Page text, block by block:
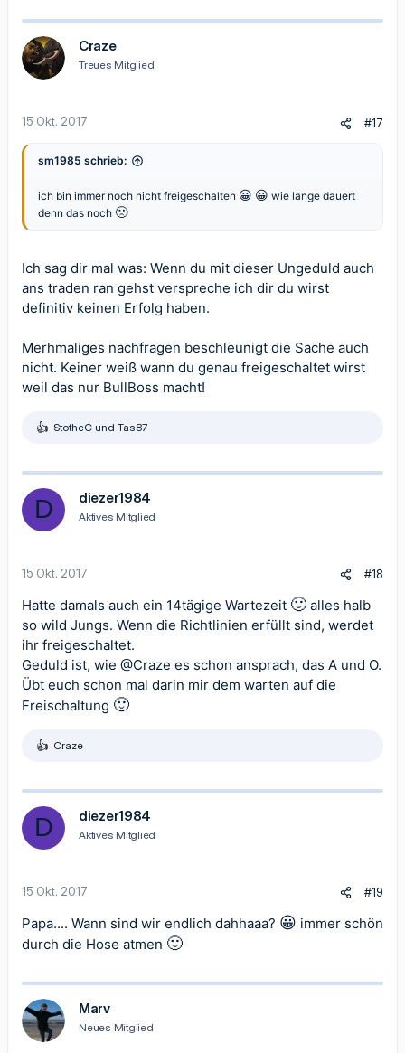
k
t
i
o
n
Craze
Treues Mitglied
15 Okt. 2017 #17
sm1985 schrieb:
ich bin immer noch nicht freigeschalten 😀 😀 wie lange dauert
denn das noch 🙁
Ich sag dir mal was: Wenn du mit dieser Ungeduld auch
ans traden ran gehst verspreche ich dir du wirst
definitiv keinen Erfolg haben.
Merhmaliges nachfragen beschleunigt die Sache auch
nicht. Keiner weiß wann du genau freigeschaltet wirst
weil das nur BullBoss macht!
R
k
t
o
n
StotheC und Tas87
D diezer1984
Aktives Mitglied
15 Okt. 2017 #18
Hatte damals auch ein 14tägige Wartezeit 🙂 alles halb
so wild Jungs. Wenn die Richtlinien erfüllt sind, werdet
ihr freigeschaltet.
Geduld ist, wie @Craze es schon ansprach, das A und O.
Übt euch schon mal darin mir dem warten auf die
Freischaltung 🙂
R
k
t
o
n
Craze
D diezer1984
Aktives Mitglied
15 Okt. 2017 #19
Papa.... Wann sind wir endlich dahhaaa? 😀 immer schön
durch die Hose atmen 🙂
Marv
Neues Mitglied